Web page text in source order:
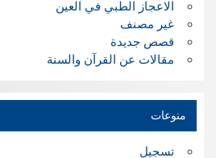
الاعجاز الطبي في العين
غير مصنف
قصص جديدة
مقالات عن القرآن والسنة
منوعات
تسجيل